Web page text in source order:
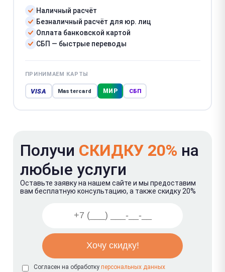
Наличный расчёт
Безналичный расчёт для юр. лиц
Оплата банковской картой
СБП — быстрые переводы
ПРИНИМАЕМ КАРТЫ
VISA Mastercard МИР СБП
Получи СКИДКУ 20% на
любые услуги
Оставьте заявку на нашем сайте и мы предоставим
вам бесплатную консультацию, а также скидку 20%
Согласен на обработку персональных данных